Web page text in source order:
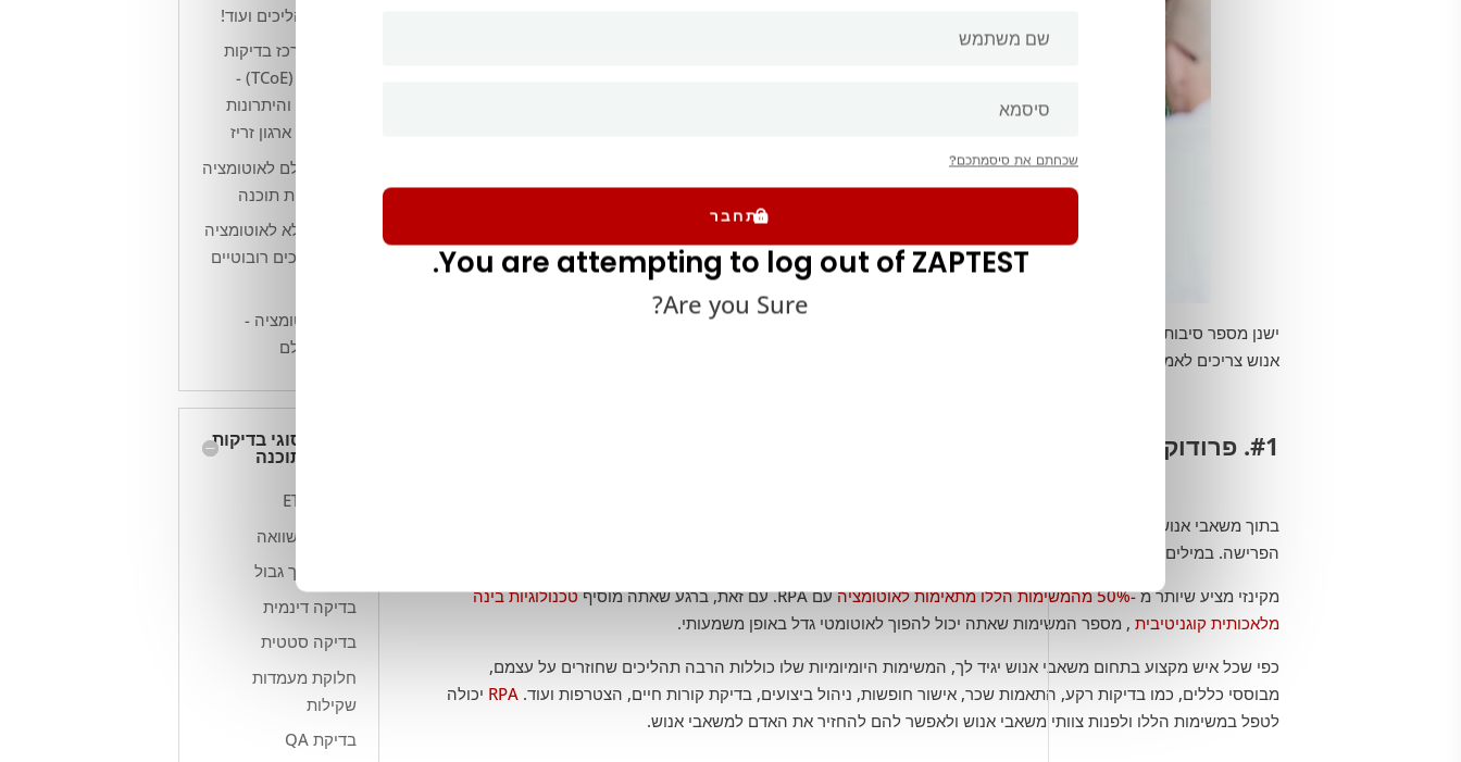
אנוש צריכים לאמץ RPA.
#1. פרודוקטיביות מוגברת
בתוך משאבי אנוש, העסקה לפנסיה מתייחסת לכל מחזור חיי העובד, מגיוס ועד השתלמות ועד לניהול ביצועים עד לנקודת
הפרישה. במילים אחרות, כל האינטראקציות שיהיו למקצוען משאבי אנוש עם איש צוות יחיד.
מקינזי מציע שיותר מ-50% מהמשימות הללו מתאימות לאוטומציה עם RPA. עם זאת, ברגע שאתה מוסיף
טכנולוגיות בינה
מלאכותית קוגניטיבית, מספר המשימות שאתה יכול להפוך לאוטומטי גדל באופן משמעותי.
כפי שכל איש מקצוע בתחום משאבי אנוש יגיד לך, המשימות היומיומיות שלו כוללות הרבה תהליכים שחוזרים על עצמם,
מבוססי כללים, כמו בדיקות רקע, התאמות שכר, אישור חופשות, ניהול ביצועים, בדיקת קורות חיים, הצטרפות ועוד. RPA יכולה
לטפל במשימות הללו ולפנות צוותי משאבי אנוש ולאפשר להם להחזיר את האדם למשאבי אנוש.
כלים, תהליכים ועוד!
הקמת מרכז בדיקות
למצוינות (TCoE) -
היתרונות והיתרונות
של בניית ארגון זריז
מדריך שלם לאוטומציה
של בדיקות תוכנה
מדריך מלא לאוטומציה
של תהליכים רובוטיים
היפר אוטומציה -
מדריך שלם
סוגי בדיקות
תוכנה
בדיקת השוואה
ניתוח ערך גבול
בדיקה דינמית
בדיקה סטטית
חלוקת מעמדות
שקילות
בדיקת QA
שכחתם את סיסמתכם?
התחבר
You are attempting to log out of ZAPTEST.
Are you Sure?